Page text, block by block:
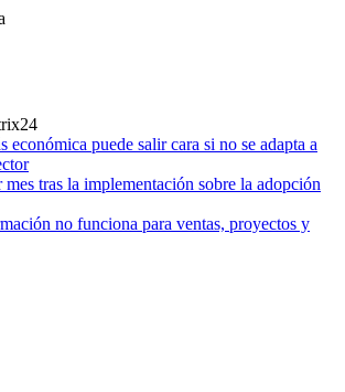
económica puede salir cara si no se adapta a
tras la implementación sobre la adopción
no funciona para ventas, proyectos y